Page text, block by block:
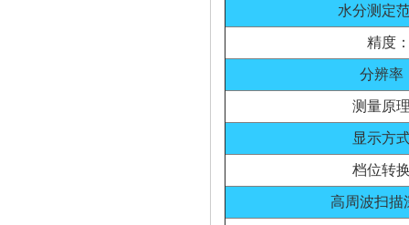
水分测定
精度
分辨率
测量原
显示方
档位转
高周波扫描